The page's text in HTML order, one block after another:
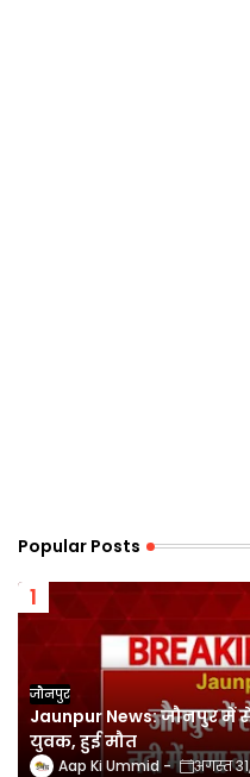
Popular Posts
जौनपुर
Jaunpur News: जौनपुर
युवक, हुई मौत
Aap Ki Ummid अगस्त